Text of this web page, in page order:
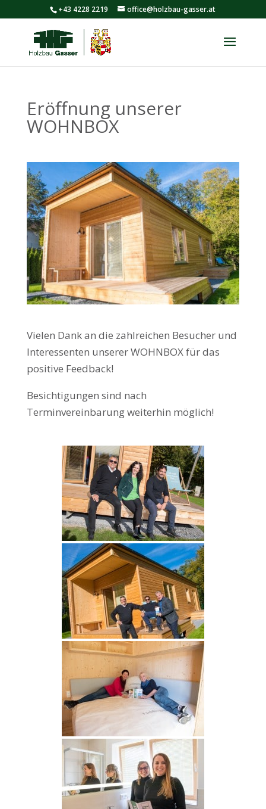
+43 4228 2219 office@holzbau-gasser.at
Eröffnung unserer
WOHNBOX
Vielen Dank an die zahlreichen Besucher und
Interessenten unserer WOHNBOX für das
positive Feedback!
Besichtigungen sind nach
Terminvereinbarung weiterhin möglich!